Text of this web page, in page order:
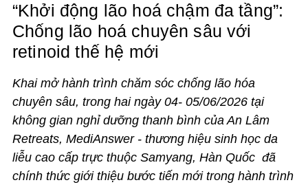
“Khởi động lão hoá chậm đa tầng”:
Chống lão hoá chuyên sâu với
retinoid thế hệ mới
Khai mở hành trình chăm sóc chống lão hóa
chuyên sâu, trong hai ngày 04- 05/06/2026 tại
không gian nghỉ dưỡng thanh bình của An Lâm
Retreats, MediAnswer - thương hiệu sinh học da
liễu cao cấp trực thuộc Samyang, Hàn Quốc đã
chính thức giới thiệu bước tiến mới trong hành trình